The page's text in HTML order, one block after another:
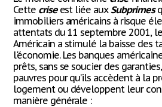
Cette criseest liée auxSubprimes
immobiliers américains à risque
attentats du 11 septembre 2001,
Américain a stimulé la baisse des
l'économie. Les banques
prêts, sans se soucier des
pauvres pour qu’ils accèdent à la
logement ou développent leur
manière générale :